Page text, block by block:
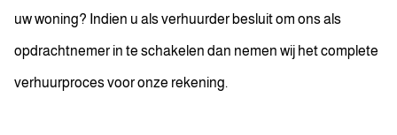
uw woning? Indien u als verhuurder besluit om ons als
opdrachtnemer in te schakelen dan nemen wij het complete
verhuurproces voor onze rekening.